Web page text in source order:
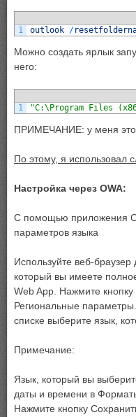
1 outlook /
Можно создать ярлык
него:
1 "C:\Program Files
ПРИМЕЧАНИЕ: у меня
По этому, я использовал
Настройка через OWA:
С помощью приложения
параметров языка
Используйте веб-
который вы имеете
Web App. Нажмите
Региональные
списке выберите язык,
Примечание:
Язык, который вы
даты и времени в
Нажмите кнопку